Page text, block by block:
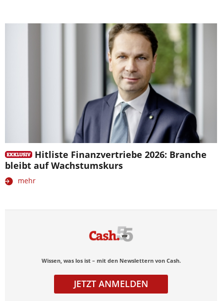
Hitliste Finanzvertriebe 2026: Branche
bleibt auf Wachstumskurs
mehr
Wissen, was los ist – mit den Newslettern von Cash.
JETZT ANMELDEN